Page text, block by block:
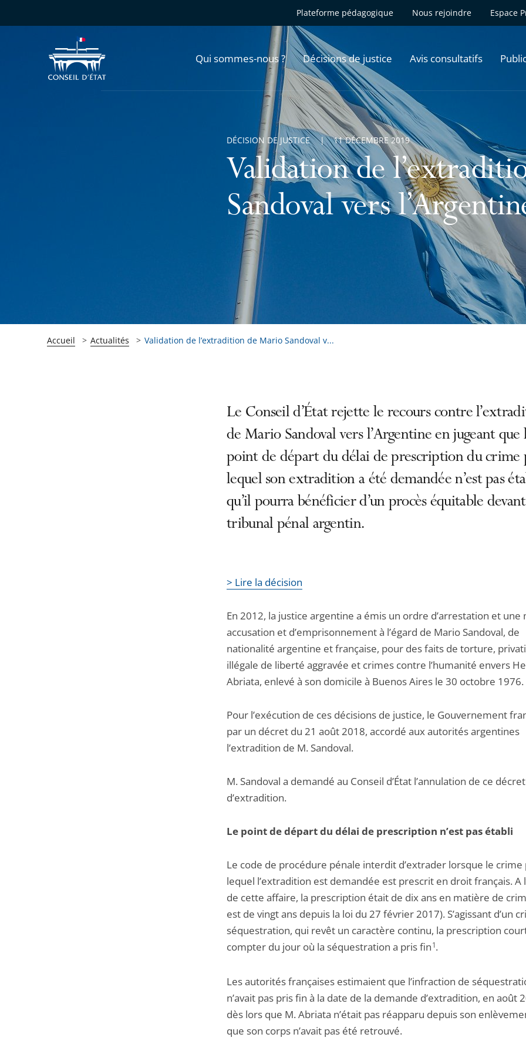
Plateforme pédagogique Nous rejoindre Espace
Qui sommes-nous ? Décisions de justice Avis consultatifs
Validation de
Sandoval vers
DÉCISION DE JUSTICE 11 DÉCEMBRE 2019
Accueil Actualités Validation de l’extradition de Mario Sandoval v...
Le Conseil d’État rejette le recours contre
de Mario Sandoval vers l’Argentine en jugeant que
point de départ du délai de prescription du crime
lequel son extradition a été demandée n’est pas
qu’il pourra bénéficier d’un procès équitable
tribunal pénal argentin.
> Lire la décision
En 2012, la justice argentine a émis un ordre d’arrestation et une
accusation et d’emprisonnement à l’égard de Mario Sandoval, de
nationalité argentine et française, pour des faits de torture,
illégale de liberté aggravée et crimes contre l’humanité envers
Abriata, enlevé à son domicile à Buenos Aires le 30 octobre 1976.
Pour l’exécution de ces décisions de justice, le Gouvernement
par un décret du 21 août 2018, accordé aux autorités argentines
l’extradition de M. Sandoval.
M. Sandoval a demandé au Conseil d’État l’annulation de ce décret
d’extradition.
Le point de départ du délai de prescription n’est pas établi
Le code de procédure pénale interdit d’extrader lorsque le crime
lequel l’extradition est demandée est prescrit en droit français. A
de cette affaire, la prescription était de dix ans en matière de
est de vingt ans depuis la loi du 27 février 2017). S’agissant d’un
séquestration, qui revêt un caractère continu, la prescription
compter du jour où la séquestration a pris fin1.
Les autorités françaises estimaient que l’infraction de
n’avait pas pris fin à la date de la demande d’extradition, en août
dès lors que M. Abriata n’était pas réapparu depuis son
que son corps n’avait pas été retrouvé.